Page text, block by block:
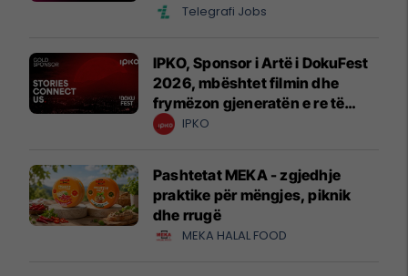
Telegrafi Jobs
IPKO, Sponsor i Artë i DokuFest
2026, mbështet filmin dhe
frymëzon gjeneratën e re të
krijuesve
IPKO
Pashtetat MEKA - zgjedhje
praktike për mëngjes, piknik
dhe rrugë
MEKA HALAL FOOD